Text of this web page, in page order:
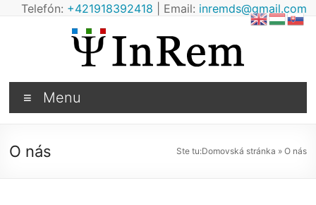
PrejsťTelefón: +421918392418 | Email: inremds@gmail.com
Dopravný
psychológ
poradenská
psychológia
Menu
O nás Ste tu:Domovská stránka » O nás